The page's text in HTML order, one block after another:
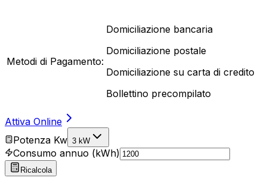
Metodi di Pagamento:
Domiciliazione bancaria
Domiciliazione postale
Domiciliazione su carta di credito
Bollettino precompilato
Attiva Online
Potenza Kw 3 kW
Consumo annuo (kWh)
Ricalcola